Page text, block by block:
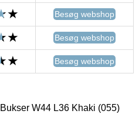
Besøg webshop
Besøg webshop
Besøg webshop
W44 L36 Khaki (055)